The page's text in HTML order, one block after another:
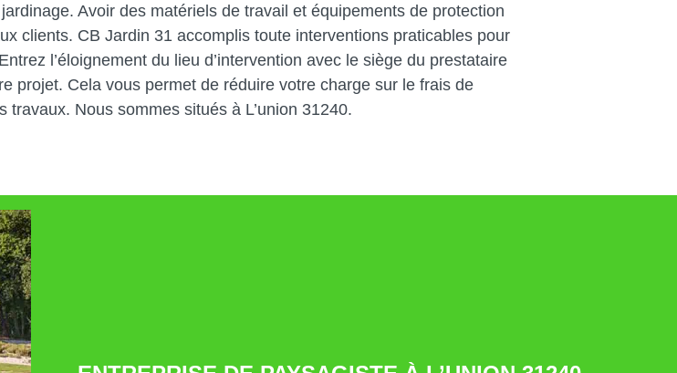
Avoir des matériels de travail et équipements de protection
clients. CB Jardin 31 accomplis toute interventions praticables pour
l’éloignement du lieu d’intervention avec le siège du prestataire
projet. Cela vous permet de réduire votre charge sur le frais de
travaux. Nous sommes situés à L’union 31240.